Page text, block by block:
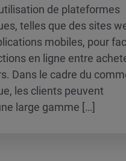
de plateformes
telles que des sites
mobiles, pour
en ligne entre
Dans le cadre du
les clients peuvent
large gamme […]